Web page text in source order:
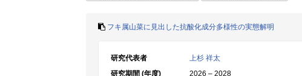
フキ属山菜に見出した抗酸化成分多様性の実態解明
研究代表者
上杉 祥太
研究期間 (年度)
2026 – 2028